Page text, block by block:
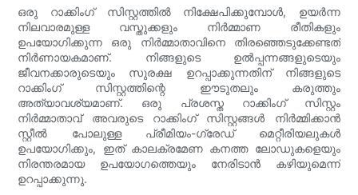
ഒരു റാക്കിംഗ് സിസ്റ്റത്തിൽ നിക്ഷേപിക്കുമ്പോൾ, ഉയർന്ന
നിലവാരമുള്ള വസ്തുക്കളും നിർമ്മാണ രീതികളും
ഉപയോഗിക്കുന്ന ഒരു നിർമ്മാതാവിനെ തിരഞ്ഞെടുക്കേണ്ടത്
നിർണായകമാണ്. നിങ്ങളുടെ ഉൽപ്പന്നങ്ങളുടെയും
ജീവനക്കാരുടെയും സുരക്ഷ ഉറപ്പാക്കുന്നതിന് നിങ്ങളുടെ
റാക്കിംഗ് സിസ്റ്റത്തിന്റെ ഈടുതലും കരുത്തും
അത്യാവശ്യമാണ്. ഒരു പ്രശസ്ത റാക്കിംഗ് സിസ്റ്റം
നിർമ്മാതാവ് അവരുടെ റാക്കിംഗ് സിസ്റ്റങ്ങൾ നിർമ്മിക്കാൻ
സ്റ്റീൽ പോലുള്ള പ്രീമിയം-ഗ്രേഡ് മെറ്റീരിയലുകൾ
ഉപയോഗിക്കും, ഇത് കാലക്രമേണ കനത്ത ലോഡുകളെയും
നിരന്തരമായ ഉപയോഗത്തെയും നേരിടാൻ കഴിയുമെന്ന്
ഉറപ്പാക്കുന്നു.